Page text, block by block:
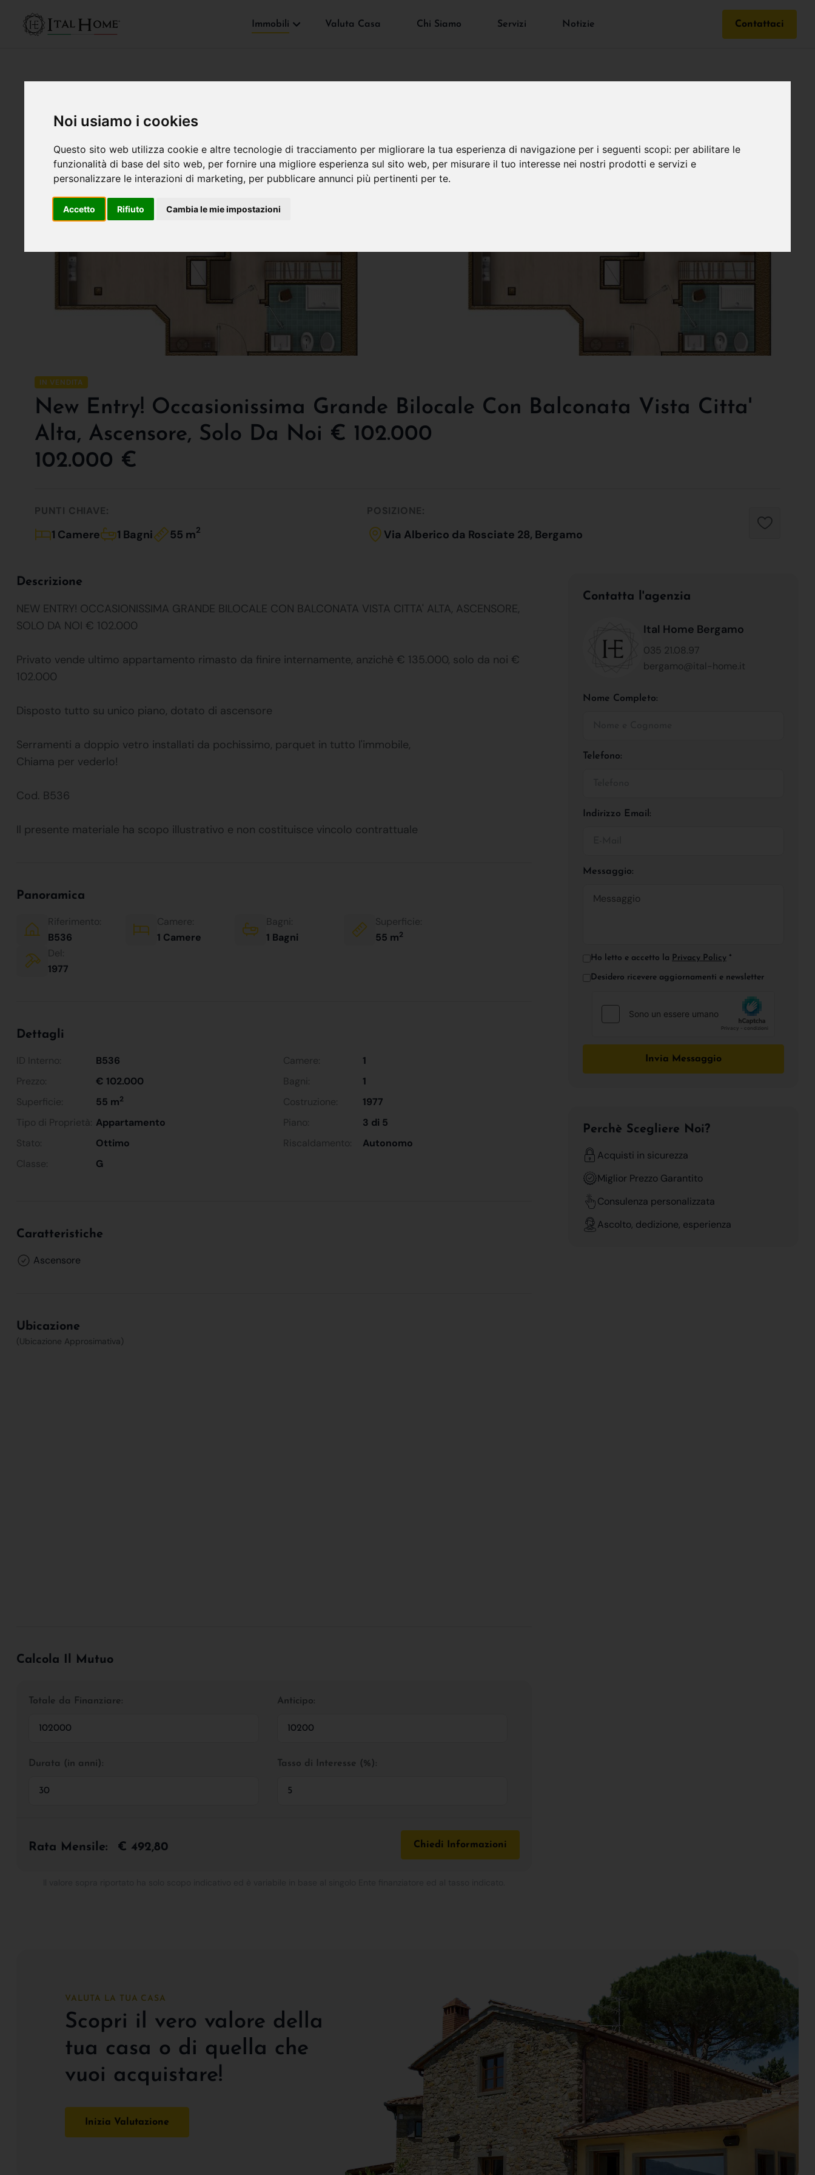
Noi usiamo i cookies
Questo sito web utilizza cookie e altre tecnologie di tracciamento per migliorare la tua esperienza di navigazione per i seguenti scopi: per abilitare le
funzionalità di base del sito web, per fornire una migliore esperienza sul sito web, per misurare il tuo interesse nei nostri prodotti e servizi e
personalizzare le interazioni di marketing, per pubblicare annunci più pertinenti per te.
Accetto Rifiuto Cambia le mie impostazioni
Immobili Valuta Casa Chi Siamo Servizi Notizie Contattaci
IN VENDITA
New Entry! Occasionissima Grande Bilocale Con Balconata Vista Citta'
Alta, Ascensore, Solo Da Noi € 102.000
102.000 €
PUNTI CHIAVE:
1 Camere 1 Bagni 55 m2
POSIZIONE:
Via Alberico da Rosciate 28, Bergamo
Descrizione
NEW ENTRY! OCCASIONISSIMA GRANDE BILOCALE CON BALCONATA VISTA CITTA' ALTA, ASCENSORE,
SOLO DA NOI € 102.000
Privato vende ultimo appartamento rimasto da finire internamente, anzichè € 135.000, solo da noi €
102.000
Disposto tutto su unico piano, dotato di ascensore
Serramenti a doppio vetro installati da pochissimo, parquet in tutto l'immobile,
Chiama per vederlo!
Cod. B536
Il presente materiale ha scopo illustrativo e non costituisce vincolo contrattuale
Panoramica
Riferimento:
B536
Camere:
1 Camere
Bagni:
1 Bagni
Superficie:
55 m2
Del:
1977
Dettagli
ID Interno: B536 Camere:
1
Prezzo:
€ 102.000 Bagni:
1
Superficie:
55 m2 Costruzione:
1977
Tipo di Proprietà: Appartamento Piano:
3 di 5
Stato:
Ottimo Riscaldamento:
Autonomo
Classe:
G
Caratteristiche
Ascensore
Ubicazione
(Ubicazione Approsimativa)
Calcola Il Mutuo
Totale da Finanziare: Anticipo:
Durata (in anni): Tasso di Interesse (%):
Rata Mensile: € 492,80 Chiedi Informazioni
Contatta l'agenzia
Ital Home Bergamo
035 21.08.97
bergamo@ital-home.it
Nome Completo:
Telefono:
Indirizzo Email:
Messaggio:
Ho letto e accetto la Privacy Policy *
Desidero ricevere aggiornamenti e newsletter
Invia Messaggio
Perchè Scegliere Noi?
Acquisti in sicurezza
Miglior Prezzo Garantito
Consulenza personalizzata
Ascolto, dedizione, esperienza
VALUTA LA TUA CASA
Scopri il vero valore della
tua casa o di quella che
vuoi acquistare!
Inizia Valutazione